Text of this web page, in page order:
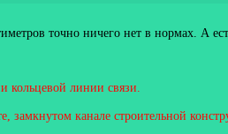
точно ничего нет в нормах. А
кольцевой линии связи.
замкнутом канале строительной